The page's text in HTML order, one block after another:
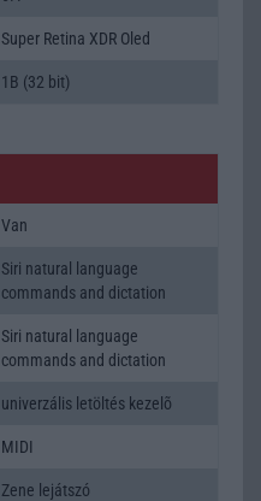
Super Retina XDR Oled
1B (32 bit)
Van
Siri natural language
commands and dictation
Siri natural language
commands and dictation
univerzális letöltés kezelõ
MIDI
Zene lejátszó